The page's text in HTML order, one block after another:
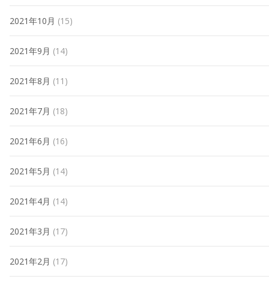
2021年10月 (15)
2021年9月 (14)
2021年8月 (11)
2021年7月 (18)
2021年6月 (16)
2021年5月 (14)
2021年4月 (14)
2021年3月 (17)
2021年2月 (17)